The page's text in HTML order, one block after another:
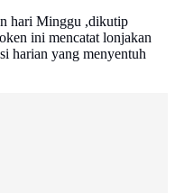
hari Minggu ,dikutip
ini mencatat lonjakan
harian yang menyentuh